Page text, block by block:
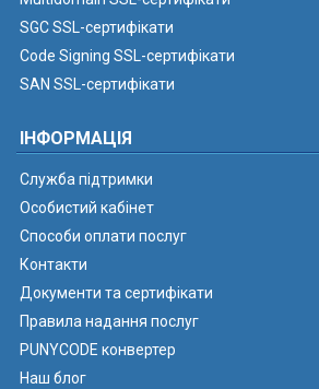
SGC SSL-сертифікати
Code Signing SSL-сертифікати
SAN SSL-сертифікати
ІНФОРМАЦІЯ
Служба підтримки
Особистий кабінет
Способи оплати послуг
Контакти
Документи та сертифікати
Правила надання послуг
PUNYCODE конвертер
Наш блог